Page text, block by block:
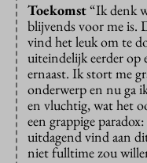
Toekomst“Ik denk
blijvends voor me is.
vind het leuk om te
uiteindelijk eerder op
ernaast. Ik stort me
onderwerp en nu ga
en vluchtig, wat het
een grappige
uitdagend vind aan
niet fulltime zou